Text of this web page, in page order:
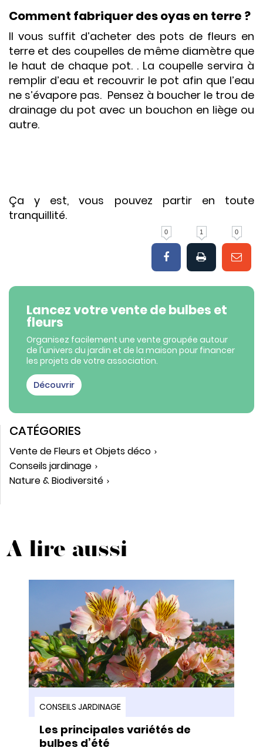
Comment fabriquer des oyas en terre ?
Il vous suffit d’acheter des pots de fleurs en
terre et des coupelles de même diamètre que
le haut de chaque pot. . La coupelle servira à
remplir d’eau et recouvrir le pot afin que l’eau
ne s’évapore pas. Pensez à boucher le trou de
drainage du pot avec un bouchon en liège ou
autre.
Ça y est, vous pouvez partir en toute
tranquillité.
0 1 0
Lancez votre vente de bulbes et
fleurs
Organisez facilement une vente groupée autour
de l'univers du jardin et de la maison pour financer
les projets de votre association.
Découvrir
CATÉGORIES
Vente de Fleurs et Objets déco
Conseils jardinage
Nature & Biodiversité
A lire aussi
CONSEILS JARDINAGE
Les principales variétés de
bulbes d’été